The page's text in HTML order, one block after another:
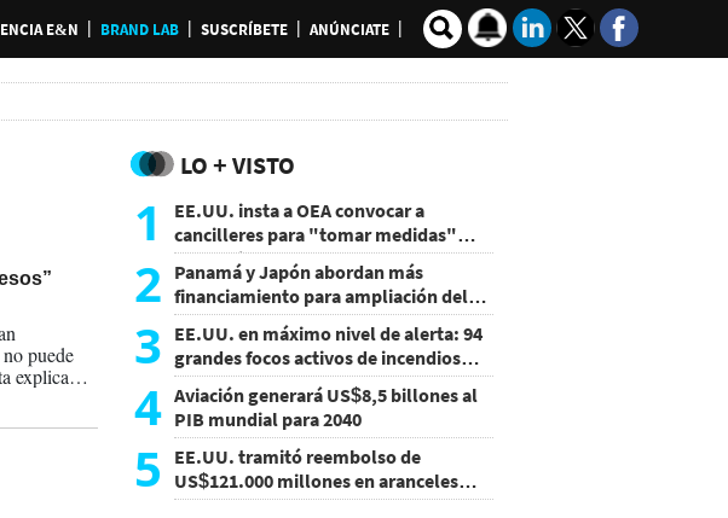
E&N BRAND LAB SUSCRÍBETE ANÚNCIATE
puede
explica
LO + VISTO
1
EE.UU. insta a OEA convocar a
cancilleres para "tomar medidas"
sobre Nicaragua
2 Panamá y Japón abordan más
financiamiento para ampliación del
metro
3 EE.UU. en máximo nivel de alerta: 94
grandes focos activos de incendios
forestales
4 Aviación generará US$8,5 billones al
PIB mundial para 2040
5
EE.UU. tramitó reembolso de
US$121.000 millones en aranceles
anulados